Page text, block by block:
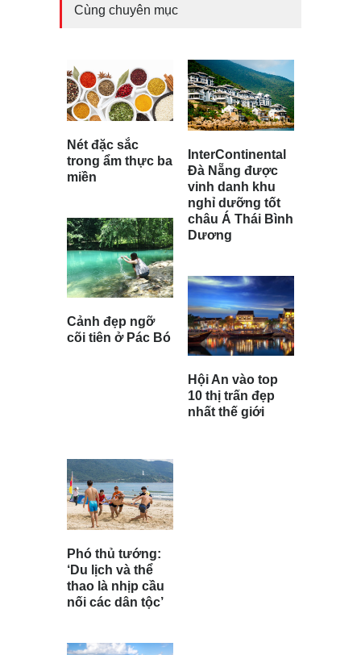
Cùng chuyên mục
Nét đặc sắc
trong ẩm thực ba
miền
Cảnh đẹp ngỡ
cõi tiên ở Pác Bó
InterContinental
Đà Nẵng được
vinh danh khu
nghỉ dưỡng tốt
châu Á Thái Bình
Dương
Hội An vào top
10 thị trấn đẹp
nhất thế giới
Phó thủ tướng:
‘Du lịch và thể
thao là nhịp cầu
nối các dân tộc’